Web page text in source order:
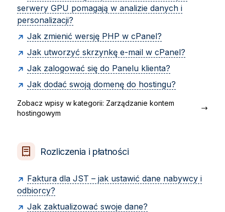
serwery GPU pomagają w analizie danych i
personalizacji?
Jak zmienić wersję PHP w cPanel?
Jak utworzyć skrzynkę e-mail w cPanel?
Jak zalogować się do Panelu klienta?
Jak dodać swoją domenę do hostingu?
Zobacz wpisy w kategorii: Zarządzanie kontem
hostingowym
Rozliczenia i płatności
Faktura dla JST – jak ustawić dane nabywcy i
odbiorcy?
Jak zaktualizować swoje dane?